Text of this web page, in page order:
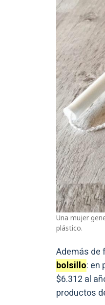
Una mujer
plástico.
Además de
bolsillo: en
$6.312 al
productos